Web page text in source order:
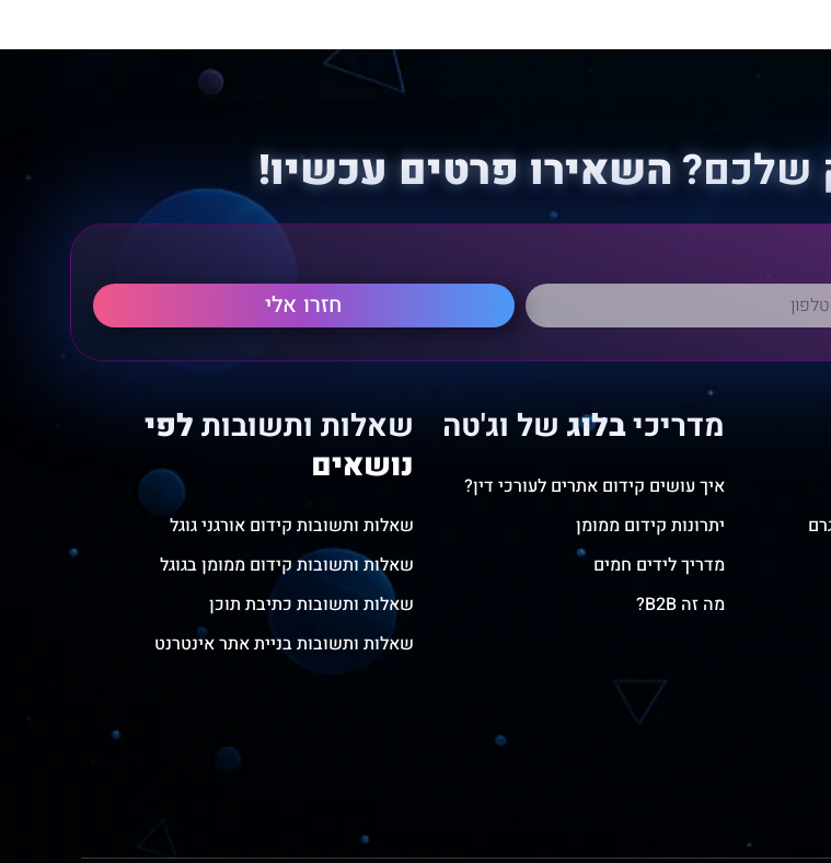
שלכם?השאירו פרטים עכשיו!
חזרו אלי
מדריכיבלוג של וג'טה
איך עושים קידום אתרים לעורכי דין?
יתרונות קידום ממומן
מדריך לידים חמים
מה זה B2B?
שאלות ותשובותלפי
נושאים
שאלות ותשובות קידום אורגני גוגל
שאלות ותשובות קידום ממומן בגוגל
שאלות ותשובות כתיבת תוכן
שאלות ותשובות בניית אתר אינטרנט